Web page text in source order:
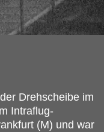
Drehscheibe im
Intraflug-
(M) und war